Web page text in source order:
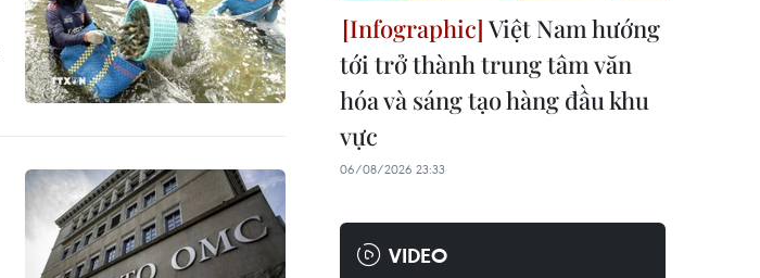
Việt Nam hướng
tới trở thành trung tâm văn
hóa và sáng tạo hàng đầu khu
vực
06/08/2026 23:33
VIDEO